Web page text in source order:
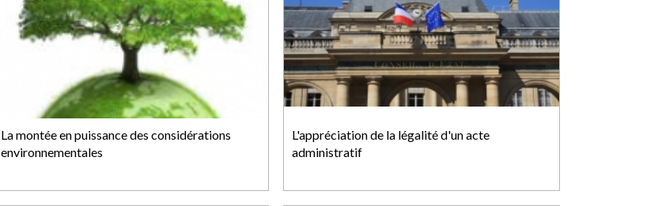
La montée en puissance des considérations
environnementales
L'appréciation de la légalité d'un acte
administratif